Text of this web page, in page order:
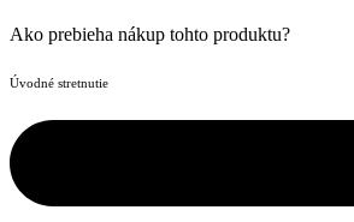
Ako prebieha nákup tohto produktu?
Úvodné stretnutie